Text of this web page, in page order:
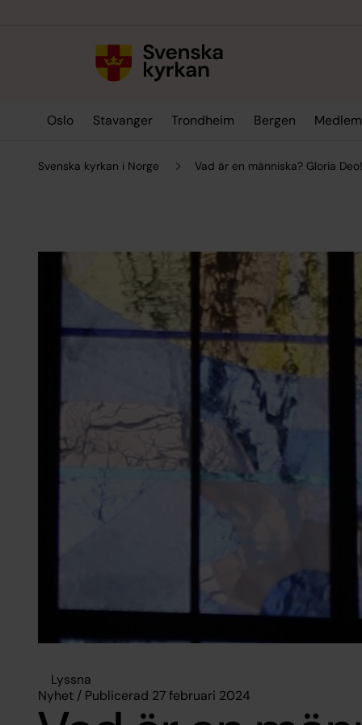
Oslo Stavanger Trondheim Bergen
Svenska kyrkan i Norge Vad är en människa? Gloria Deo!
Lyssna
Nyhet / Publicerad 27 februari 2024